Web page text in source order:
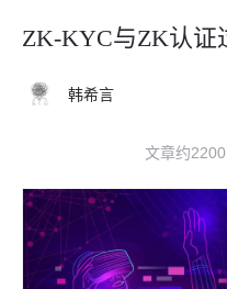
ZK-KYC与ZK认证
韩希言
文章约